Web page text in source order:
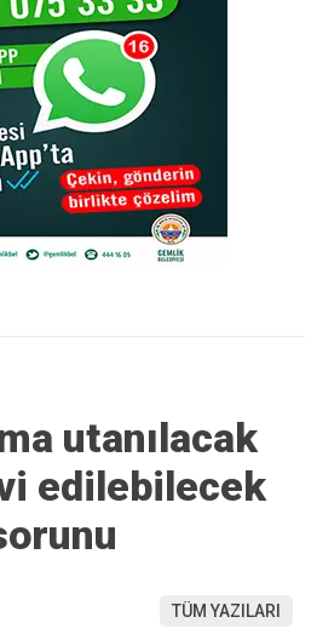
utanılacak
edilebilecek
TÜM YAZILARI